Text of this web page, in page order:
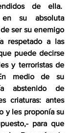
de ella.
en su absoluta
ser su enemigo
respetado a las
puede decirse
y terroristas de
medio de su
abstenido de
criaturas: antes
y les proponía su
- para que